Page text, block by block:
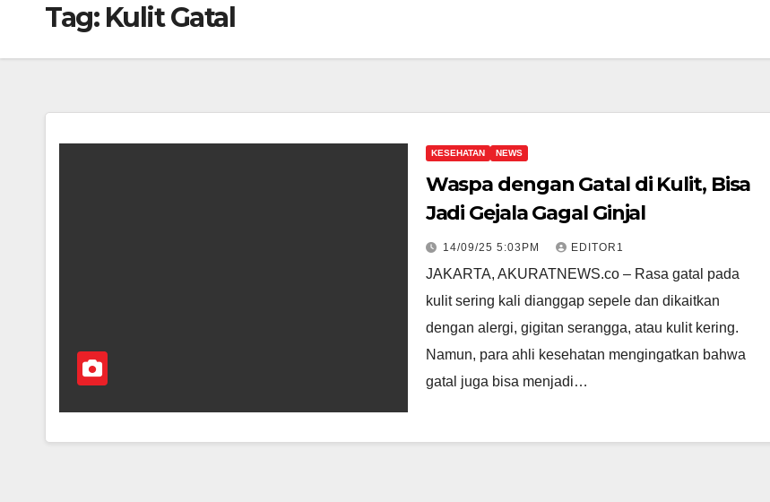
Tag: Kulit Gatal
KESEHATAN NEWS
Waspa dengan Gatal di Kulit, Bisa
Jadi Gejala Gagal Ginjal
14/09/25 5:03PM EDITOR1
JAKARTA, AKURATNEWS.co – Rasa gatal pada
kulit sering kali dianggap sepele dan dikaitkan
dengan alergi, gigitan serangga, atau kulit kering.
Namun, para ahli kesehatan mengingatkan bahwa
gatal juga bisa menjadi…